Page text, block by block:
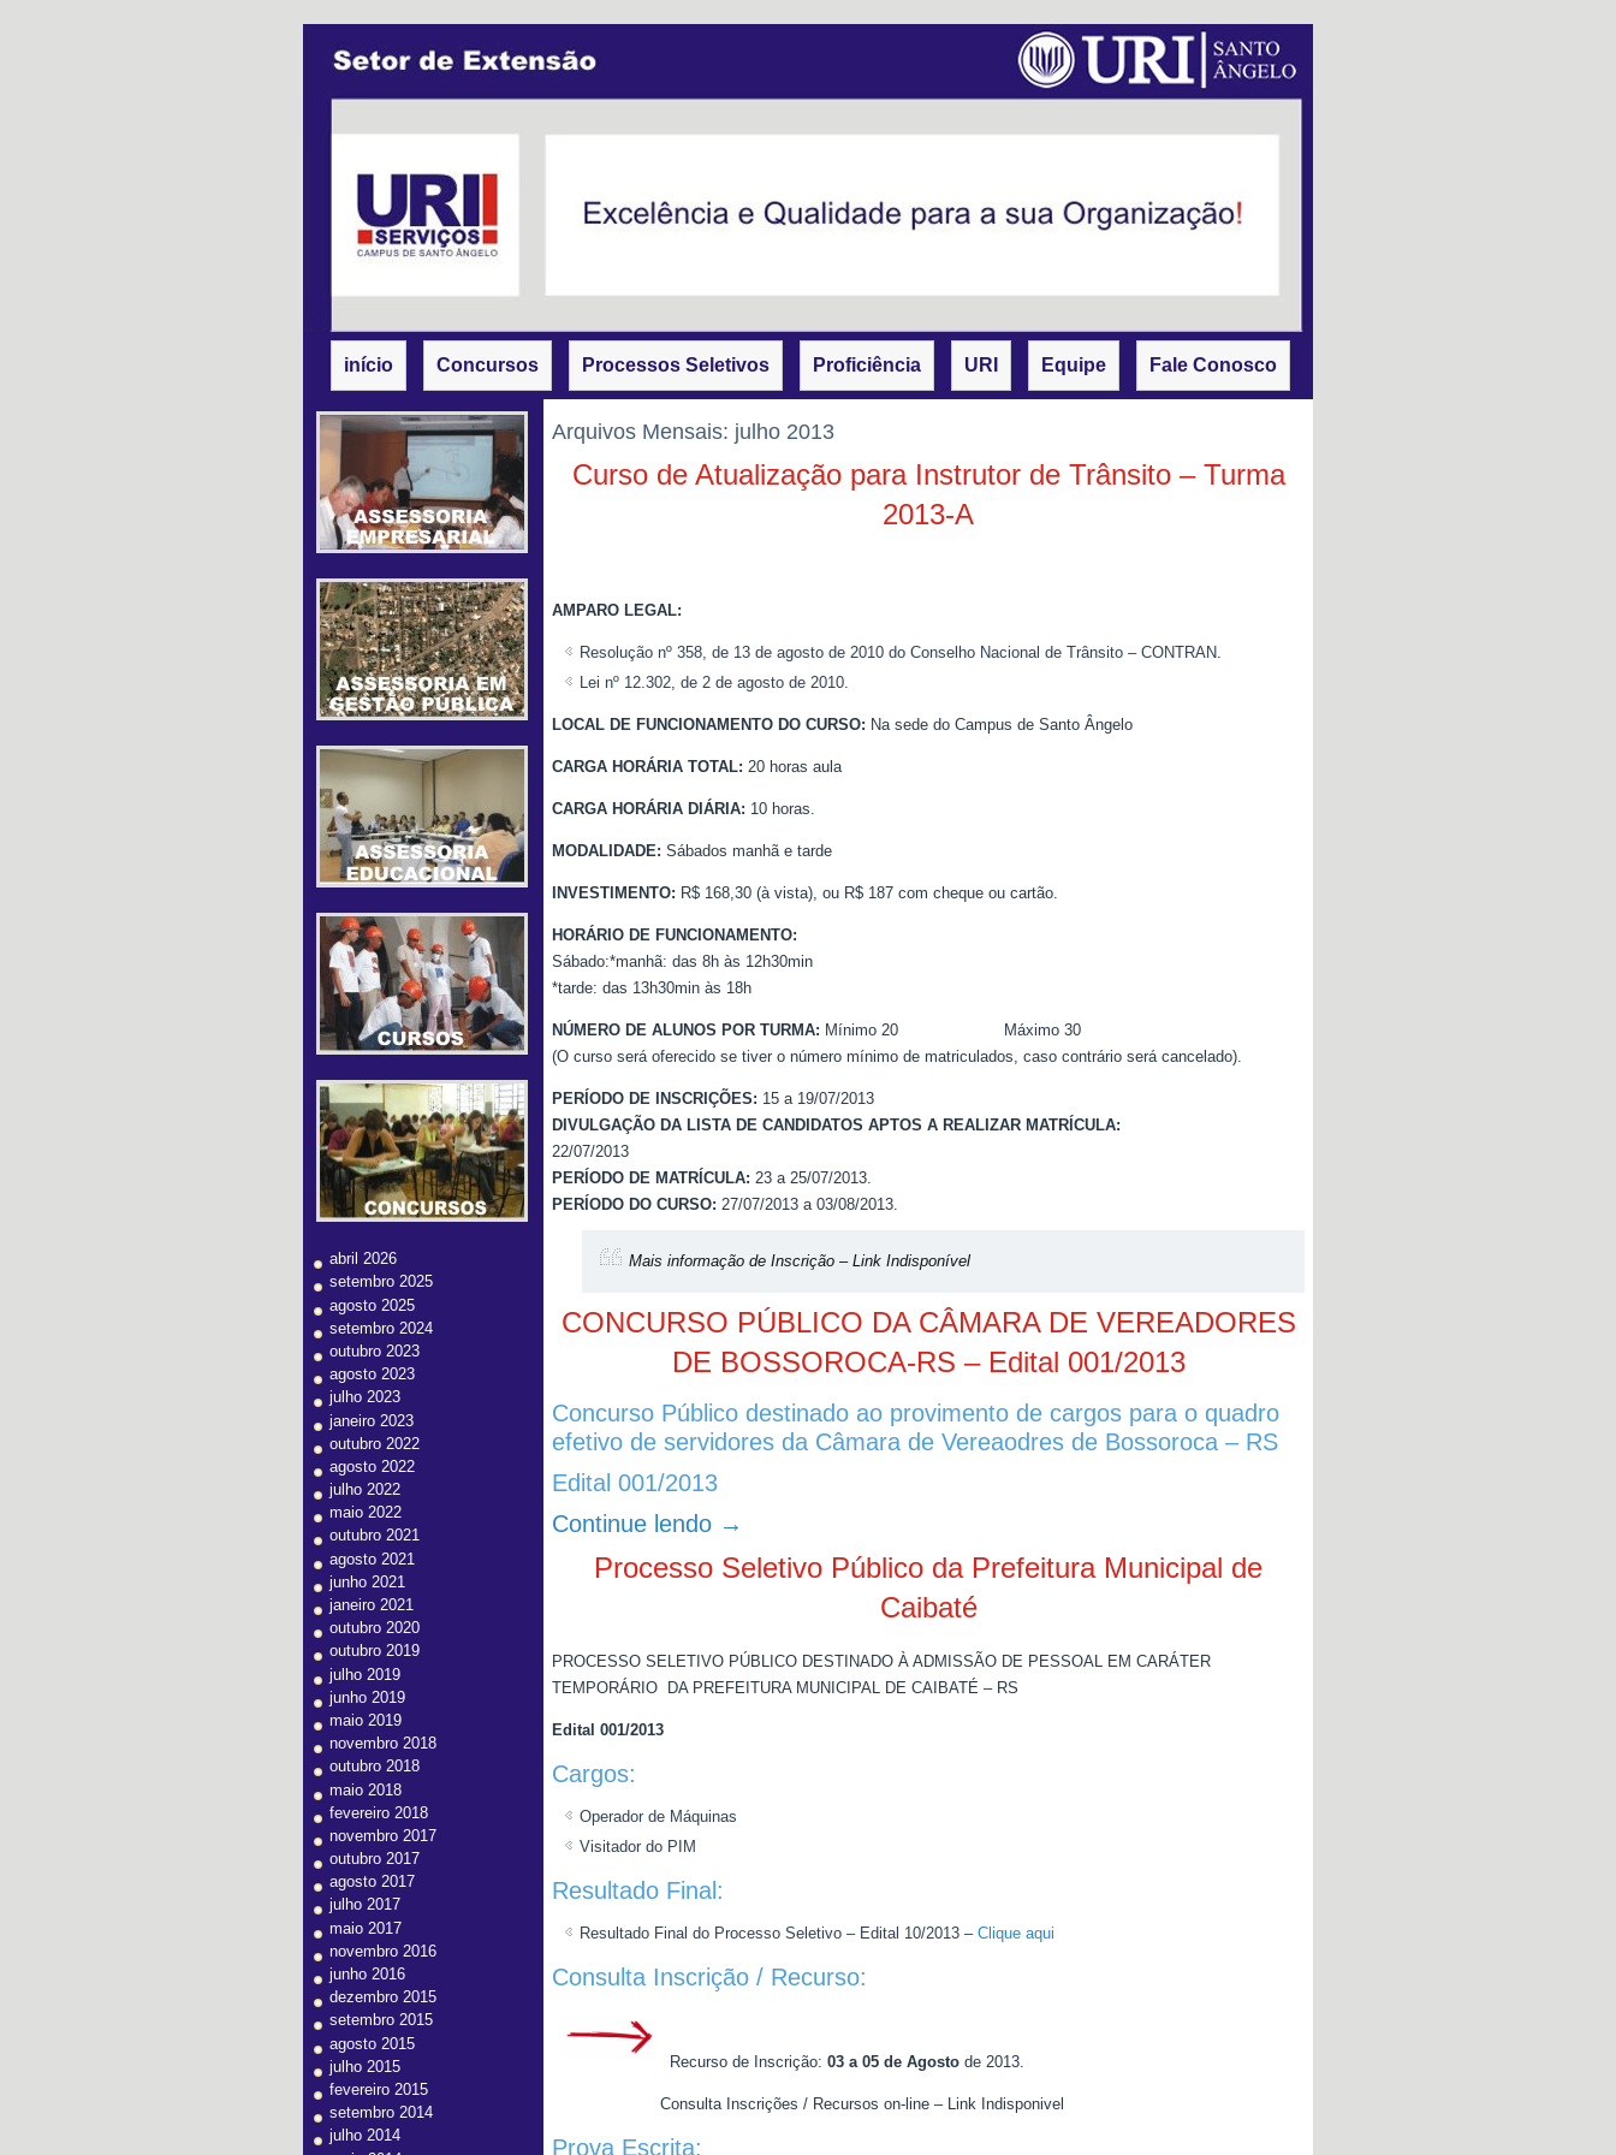
início Concursos Processos Seletivos Proficiência URI Equipe Fale Conosco
abril 2026
setembro 2025
agosto 2025
setembro 2024
outubro 2023
agosto 2023
julho 2023
janeiro 2023
outubro 2022
agosto 2022
julho 2022
maio 2022
outubro 2021
agosto 2021
junho 2021
janeiro 2021
outubro 2020
outubro 2019
julho 2019
junho 2019
maio 2019
novembro 2018
outubro 2018
maio 2018
fevereiro 2018
novembro 2017
outubro 2017
agosto 2017
julho 2017
maio 2017
novembro 2016
junho 2016
dezembro 2015
setembro 2015
agosto 2015
julho 2015
fevereiro 2015
setembro 2014
julho 2014
Arquivos Mensais: julho 2013
Curso de Atualização para Instrutor de Trânsito – Turma
2013-A
AMPARO LEGAL:
Resolução nº 358, de 13 de agosto de 2010 do Conselho Nacional de Trânsito – CONTRAN.
Lei nº 12.302, de 2 de agosto de 2010.
LOCAL DE FUNCIONAMENTO DO CURSO: Na sede do Campus de Santo Ângelo
CARGA HORÁRIA TOTAL: 20 horas aula
CARGA HORÁRIA DIÁRIA: 10 horas.
MODALIDADE: Sábados manhã e tarde
INVESTIMENTO: R$ 168,30 (à vista), ou R$ 187 com cheque ou cartão.
HORÁRIO DE FUNCIONAMENTO:
Sábado:*manhã: das 8h às 12h30min
*tarde: das 13h30min às 18h
NÚMERO DE ALUNOS POR TURMA: Mínimo 20 Máximo 30
(O curso será oferecido se tiver o número mínimo de matriculados, caso contrário será cancelado).
PERÍODO DE INSCRIÇÕES: 15 a 19/07/2013
DIVULGAÇÃO DA LISTA DE CANDIDATOS APTOS A REALIZAR MATRÍCULA:
22/07/2013
PERÍODO DE MATRÍCULA: 23 a 25/07/2013.
PERÍODO DO CURSO: 27/07/2013 a 03/08/2013.
Mais informação de Inscrição – Link Indisponível
CONCURSO PÚBLICO DA CÂMARA DE VEREADORES
DE BOSSOROCA-RS – Edital 001/2013
Concurso Público destinado ao provimento de cargos para o quadro
efetivo de servidores da Câmara de Vereaodres de Bossoroca – RS
Edital 001/2013
Continue lendo →
Processo Seletivo Público da Prefeitura Municipal de
Caibaté
PROCESSO SELETIVO PÚBLICO DESTINADO À ADMISSÃO DE PESSOAL EM CARÁTER
TEMPORÁRIO DA PREFEITURA MUNICIPAL DE CAIBATÉ – RS
Edital 001/2013
Cargos:
Operador de Máquinas
Visitador do PIM
Resultado Final:
Resultado Final do Processo Seletivo – Edital 10/2013 – Clique aqui
Consulta Inscrição / Recurso:
Recurso de Inscrição: 03 a 05 de Agosto de 2013.
Consulta Inscrições / Recursos on-line – Link Indisponivel
Prova Escrita: